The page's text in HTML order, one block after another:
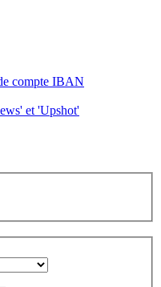
compte IBAN
et 'Upshot'